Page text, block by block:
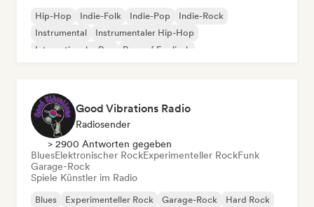
Hip-Hop Indie-Folk Indie-Pop
Indie-Rock
Instrumental
Instrumentaler Hip-Hop
Internationaler Rap
Rap auf Englisch
Good Vibrations Radio
Radiosender
> 2900 Antworten gegeben
BluesElektronischer RockExperimenteller RockFunk
Garage-Rock
Spiele Künstler im Radio
Blues Experimenteller Rock Garage-Rock
Hard Rock